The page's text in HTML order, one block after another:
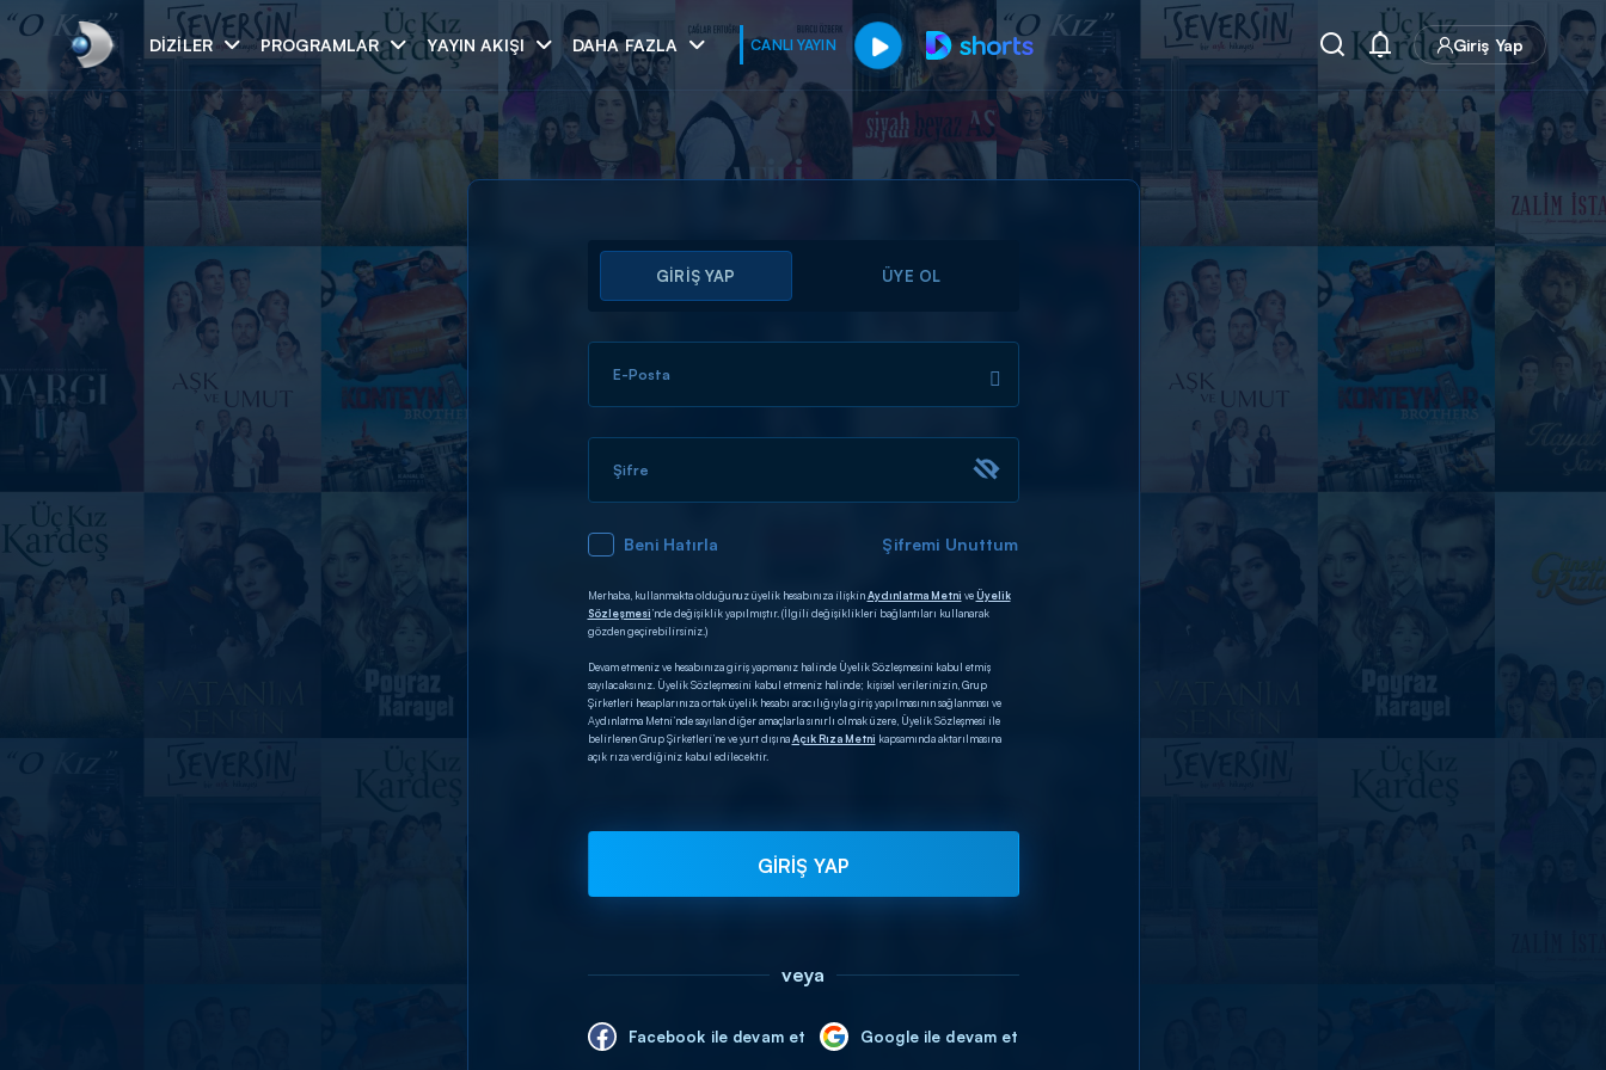
DIZILER PROGRAMLAR YAYIN AKIŞI DAHA FAZLA CANLI YAYIN Giriş Yap
Arama
ARAMA SONUÇLARI
GİRİŞ YAP ÜYE OL
E-Posta
Şifre
Beni Hatırla Şifremi Unuttum
Merhaba, kullanmakta olduğunuz üyelik hesabınıza ilişkinAydınlatma Metni veÜyelik
Sözleşmesi’nde değişiklik yapılmıştır. (İlgili değişiklikleri bağlantıları kullanarak
gözden geçirebilirsiniz.)
Devam etmeniz ve hesabınıza giriş yapmanız halinde Üyelik Sözleşmesini kabul etmiş
sayılacaksınız. Üyelik Sözleşmesini kabul etmeniz halinde; kişisel verilerinizin, Grup
Şirketleri hesaplarınıza ortak üyelik hesabı aracılığıyla giriş yapılmasının sağlanması ve
Aydınlatma Metni’nde sayılan diğer amaçlarla sınırlı olmak üzere, Üyelik Sözleşmesi ile
belirlenen Grup Şirketleri’ne ve yurt dışınaAçık Rıza Metni kapsamında aktarılmasına
açık rıza verdiğiniz kabul edilecektir.
GİRİŞ YAP
veya
Facebook ile devam et Google ile devam et